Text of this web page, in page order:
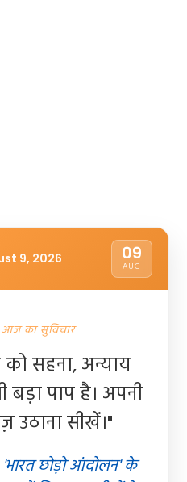
9, 2026 09
AUG
आज का सुविचार
को सहना, अन्याय
बड़ा पाप है। अपनी
उठाना सीखें।"
छोड़ो आंदोलन' के